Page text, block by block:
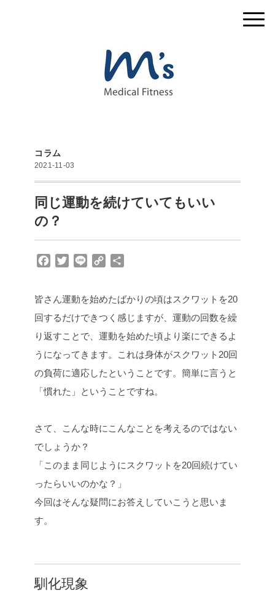
コラム
2021-11-03
同じ運動を続けていてもいい
の？
e
b
o
k
t
t
r
e
y
L
n
k
皆さん運動を始めたばかりの頃はスクワットを20
回するだけできつく感じますが、運動の回数を繰
り返すことで、運動を始めた頃より楽にできるよ
うになってきます。これは身体がスクワット20回
の負荷に適応したということです。簡単に言うと
「慣れた」ということですね。
さて、こんな時にこんなことを考えるのではない
でしょうか？
「このまま同じようにスクワットを20回続けてい
ったらいいのかな？」
今回はそんな疑問にお答えしていこうと思いま
す。
馴化現象